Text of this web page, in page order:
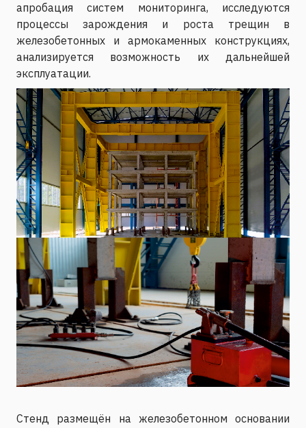
апробация систем мониторинга, исследуются
процессы зарождения и роста трещин в
железобетонных и армокаменных конструкциях,
анализируется возможность их дальнейшей
эксплуатации.
Стенд размещён на железобетонном основании